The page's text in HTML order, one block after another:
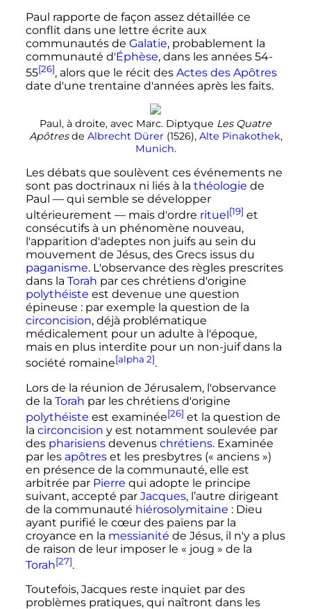
Paul rapporte de façon assez détaillée ce
conflit dans une lettre écrite aux
communautés de Galatie, probablement la
communauté d'Éphèse, dans les années 54-
55[26], alors que le récit des Actes des Apôtres
date d'une trentaine d'années après les faits.
Paul, à droite, avec Marc. Diptyque Les Quatre
Apôtresde Albrecht Dürer(1526), Alte Pinakothek,
Munich.
Les débats que soulèvent ces événements ne
sont pas doctrinaux ni liés à la théologie de
Paul — qui semble se développer
ultérieurement —mais d'ordre rituel [19] et
consécutifs à un phénomène nouveau,
l'apparition d'adeptes non juifs au sein du
mouvement de Jésus, des Grecs issus du
paganisme. L'observance des règles prescrites
dans la Torah par ces chrétiens d'origine
polythéiste est devenue une question
épineuse : par exemple la question de la
circoncision, déjà problématique
médicalement pour un adulte à l'époque,
mais en plus interdite pour un non-juif dans la
société romaine[alpha 2].
Lors de la réunion de Jérusalem, l'observance
de la Torah par les chrétiens d'origine
polythéiste est examinée[26] et la question de
la circoncision y est notamment soulevée par
des pharisiensdevenus chrétiens. Examinée
par les apôtreset les presbytres (« anciens »)
en présence de la communauté, elle est
arbitrée par Pierre qui adopte le principe
suivant, accepté par Jacques, l’autre dirigeant
de la communauté hiérosolymitaine : Dieu
ayant purifié le cœur des païens par la
croyance en la messianité de Jésus, il n'y a plus
de raison de leur imposer le « joug » de la
Torah[27].
Toutefois, Jacques reste inquiet par des
problèmes pratiques, qui naîtront dans les